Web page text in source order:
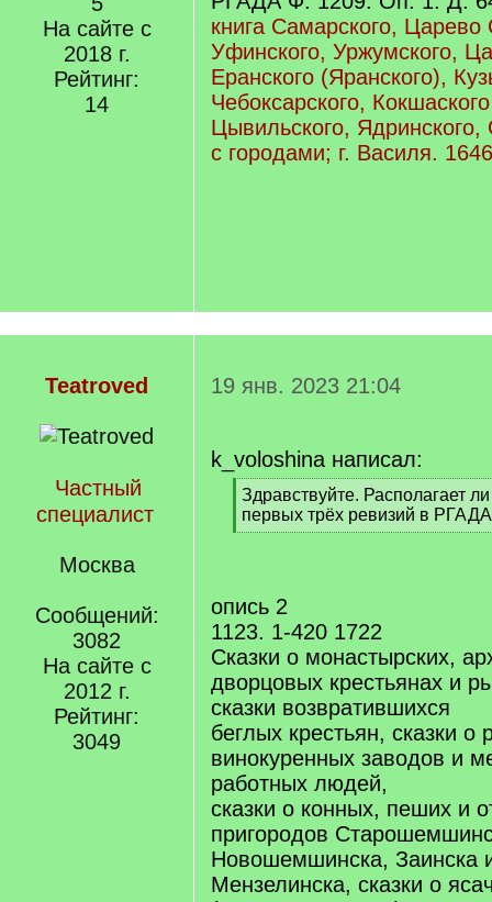
На сайте с
2018 г.
Рейтинг:
14
книга Самарского, Царево
Уфинского, Уржумского,
Еранского (Яранского),
Чебоксарского,
Цывильского, Ядринского,
с городами; г. Василя.
Teatroved
Частный
специалист
Москва
Сообщений:
3082
На сайте с
2012 г.
Рейтинг:
3049
19 янв. 2023 21:04
k_voloshina написал:
[
q
]
Здравствуйте. Располагает
первых трёх ревизий в
[
опись 2
1123. 1-420 1722
Сказки о монастырских,
дворцовых крестьянах и
сказки возвратившихся
беглых крестьян, сказки
винокуренных заводов и
работных людей,
сказки о конных, пеших и
пригородов
Новошемшинска, Заинска
Мензелинска, сказки о